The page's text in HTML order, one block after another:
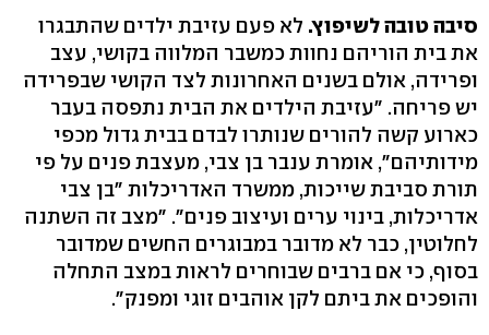
סיבה טובה לשיפוץ. לא פעם עזיבת ילדים שהתבגרו
את בית הוריהם נחוות כמשבר המלווה בקושי, עצב
ופרידה, אולם בשנים האחרונות לצד הקושי שבפרידה
יש פריחה. "עזיבת הילדים את הבית נתפסה בעבר
כארוע קשה להורים שנותרו לבדם בבית גדול מכפי
מידותיהם", אומרת ענבר בן צבי, מעצבת פנים על פי
תורת סביבת שייכות, ממשרד האדריכלות "בן צבי
אדריכלות, בינוי ערים ועיצוב פנים". "מצב זה השתנה
לחלוטין, כבר לא מדובר במבוגרים החשים שמדובר
בסוף, כי אם ברבים שבוחרים לראות במצב התחלה
והופכים את ביתם לקן אוהבים זוגי ומפנק".